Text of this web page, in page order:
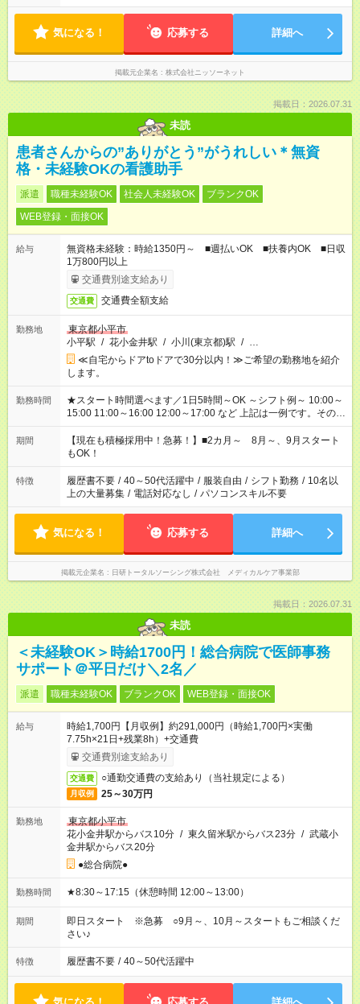
気になる！ 応募する 詳細へ
掲載元企業名 株式会社ニッソーネット
掲載日：2026.07.31
未読
患者さんからの”ありがとう”がうれしい＊無資
格・未経験OKの看護助手
派遣 職種未経験OK 社会人未経験OK
ブランクOK
WEB登録・面接OK
給与
無資格未経験：時給1350円～ ■週払いOK ■扶養内OK ■日収
1万800円以上
交通費別途支給あり
交通費 交通費全額支給
勤務地
東京都小平市
小平駅 / 花小金井駅 / 小川(東京都)駅 / …
≪自宅からドアtoドアで30分以内！≫ご希望の勤務地を紹介
します。
勤務時間
★スタート時間選べます／1日5時間～OK ～シフト例～ 10:00～
15:00 11:00～16:00 12:00～17:00 など 上記は一例です。その他
シフトもご相談ください。 ※Wワークの場合当社と合わせて法
定労働時間が週40時間を超えなければOKです。
期間
【現在も積極採用中！急募！】■2カ月～ 8月～、9月スタート
もOK！
特徴 履歴書不要 / 40～50代活躍中 / 服装自由 / シフト勤務 / 10名以
上の大量募集 / 電話対応なし / パソコンスキル不要
気になる！ 応募する 詳細へ
掲載元企業名 日研トータルソーシング株式会社 メディカルケア事業部
掲載日：2026.07.31
未読
＜未経験OK＞時給1700円！総合病院で医師事務
サポート＠平日だけ＼2名／
派遣 職種未経験OK ブランクOK WEB登録・面接OK
給与
時給1,700円【月収例】約291,000円（時給1,700円×実働
7.75h×21日+残業8h）+交通費
交通費別途支給あり
交通費 ○通勤交通費の支給あり（当社規定による）
月収例 25～30万円
勤務地
東京都小平市
花小金井駅からバス10分 / 東久留米駅からバス23分 / 武蔵小
金井駅からバス20分
●総合病院●
勤務時間 ★8:30～17:15（休憩時間 12:00～13:00）
期間
即日スタート ※急募 ○9月～、10月～スタートもご相談くだ
さい♪
特徴 履歴書不要 / 40～50代活躍中